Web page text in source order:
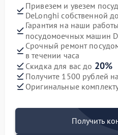
Привезем и увезем
DeLonghi собственной
Гарантия на наши
посудомоечных машин
Срочный ремонт
в течении часа
Скидка для вас до 20%
Получите 1500 рублей
Оригинальные
Получить